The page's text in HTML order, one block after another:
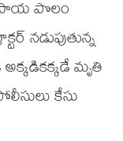
పొలం
నడుపుతున్న
మృతి
కేసు